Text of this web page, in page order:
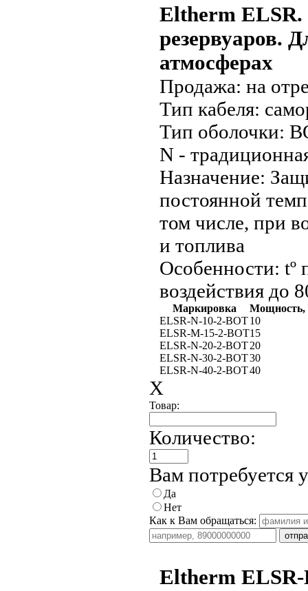
Eltherm ELSR.
резервуаров.
атмосферах
Продажа: на
Тип кабеля:
Тип оболочки:
N -
Назначение:
постоянной
том числе, при
и топлива
Особенности: tº
воздействия до
Маркировка
Мощность,
ELSR-N-10-2-BOT10
ELSR-M-15-2-BOT15
ELSR-N-20-2-BOT20
ELSR-N-30-2-BOT30
ELSR-N-40-2-BOT40
X
Товар:
Количество:
Вам потребуется
Да
Нет
Как к Вам обращаться:
Eltherm ELSR-